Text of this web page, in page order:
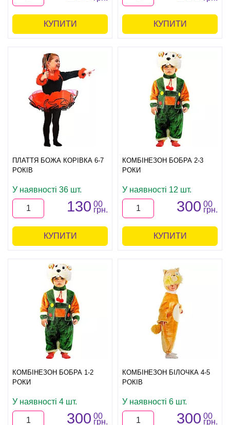
КУПИТИ КУПИТИ
ПЛАТТЯ БОЖА КОРІВКА 6-7
РОКІВ
У наявності 36 шт.
130 00
грн.
КУПИТИ
КОМБІНЕЗОН БОБРА 2-3
РОКИ
У наявності 12 шт.
300 00
грн.
КУПИТИ
КОМБІНЕЗОН БОБРА 1-2
РОКИ
У наявності 4 шт.
300 00
грн.
КОМБІНЕЗОН БІЛОЧКА 4-5
РОКІВ
У наявності 6 шт.
300 00
грн.